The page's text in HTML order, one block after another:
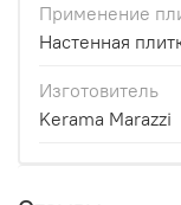
Применение
Настенная
Изготовитель
Kerama Marazzi